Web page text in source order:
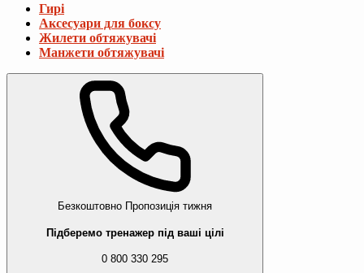
Гирі
Аксесуари для боксу
Жилети обтяжувачі
Манжети обтяжувачі
Безкоштовно Пропозиція тижня
Підберемо тренажер під ваші цілі
0 800 330 295